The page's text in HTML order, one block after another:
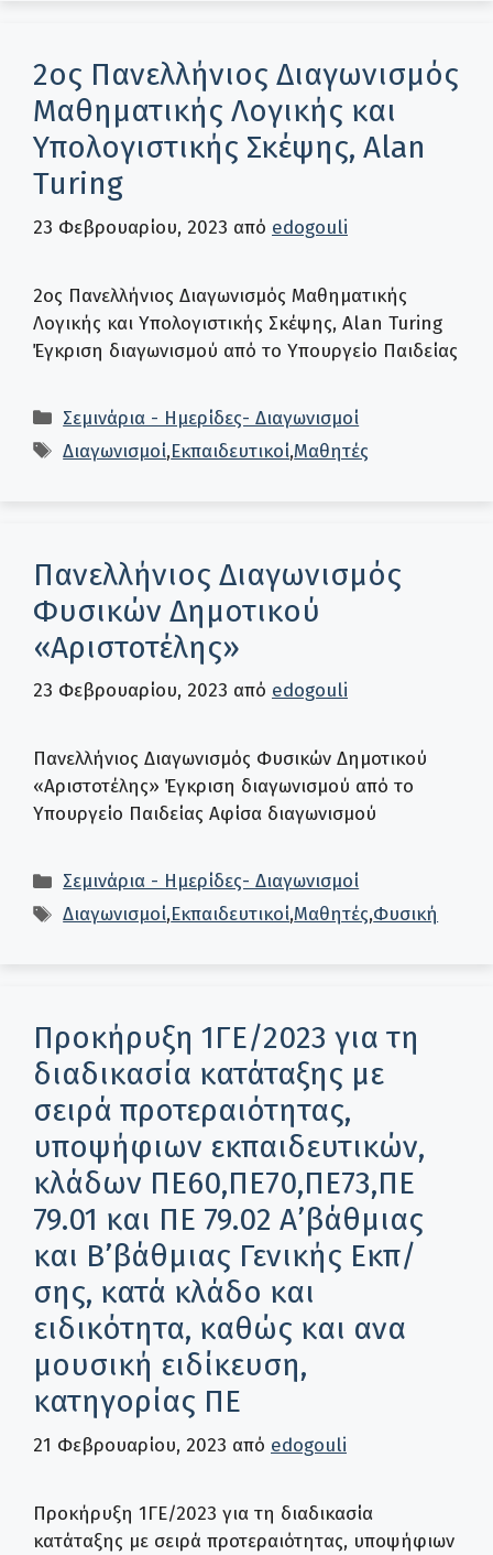
2ος Πανελλήνιος Διαγωνισμός
Μαθηματικής Λογικής και
Υπολογιστικής Σκέψης, Alan
Turing
23 Φεβρουαρίου, 2023 από edogouli
2ος Πανελλήνιος Διαγωνισμός Μαθηματικής
Λογικής και Υπολογιστικής Σκέψης, Alan Turing
Έγκριση διαγωνισμού από το Υπουργείο Παιδείας
Κατηγορίες
Σεμινάρια - Ημερίδες- Διαγωνισμοί
Ετικέτες
Διαγωνισμοί,Εκπαιδευτικοί,Μαθητές
Πανελλήνιος Διαγωνισμός
Φυσικών Δημοτικού
«Αριστοτέλης»
23 Φεβρουαρίου, 2023 από edogouli
Πανελλήνιος Διαγωνισμός Φυσικών Δημοτικού
«Αριστοτέλης» Έγκριση διαγωνισμού από το
Υπουργείο Παιδείας Αφίσα διαγωνισμού
Κατηγορίες
Σεμινάρια - Ημερίδες- Διαγωνισμοί
Ετικέτες
Διαγωνισμοί,Εκπαιδευτικοί,Μαθητές,Φυσική
Προκήρυξη 1ΓΕ/2023 για τη
διαδικασία κατάταξης με
σειρά προτεραιότητας,
υποψήφιων εκπαιδευτικών,
κλάδων ΠΕ60,ΠΕ70,ΠΕ73,ΠΕ
79.01 και ΠΕ 79.02 Α’βάθμιας
και Β’βάθμιας Γενικής Εκπ/
σης, κατά κλάδο και
ειδικότητα, καθώς και ανα
μουσική ειδίκευση,
κατηγορίας ΠΕ
21 Φεβρουαρίου, 2023 από edogouli
Προκήρυξη 1ΓΕ/2023 για τη διαδικασία
κατάταξης με σειρά προτεραιότητας, υποψήφιων